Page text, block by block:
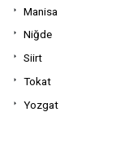
Manisa
Niğde
Siirt
Tokat
Yozgat